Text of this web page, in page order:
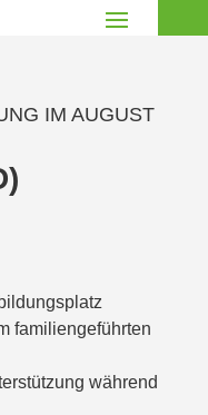
IM AUGUST
familiengeführten
während